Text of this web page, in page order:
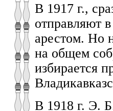
В 1917 г.,
отправляют
арестом. Но
на общем
избирается
В 1918 г. Э.